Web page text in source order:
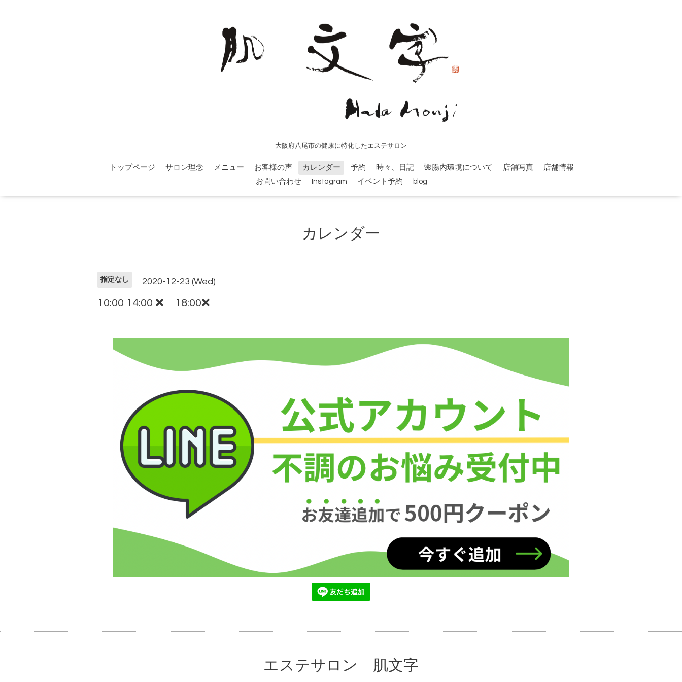
大阪府八尾市の健康に特化したエステサロン
トップページ サロン理念 メニュー お客様の声 カレンダー 予約 時々、日記 🌺腸内環境について 店舗写真
店舗情報
お問い合わせ
Instagram イベント予約 blog
カレンダー
指定なし 2020-12-23 (Wed)
10:00 14:00 ❌ 18:00❌
エステサロン 肌文字